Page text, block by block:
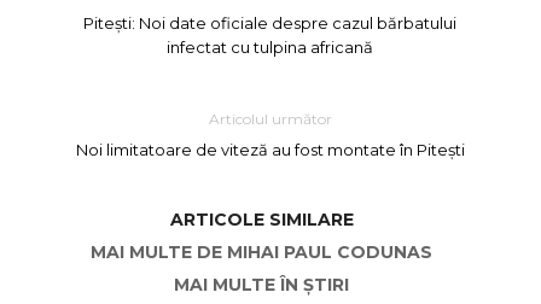
Pitești: Noi date oficiale despre cazul bărbatului
infectat cu tulpina africană
Articolul următor
Noi limitatoare de viteză au fost montate în Pitești
ARTICOLE SIMILARE
MAI MULTE DE MIHAI PAUL CODUNAS
MAI MULTE ÎN ȘTIRI